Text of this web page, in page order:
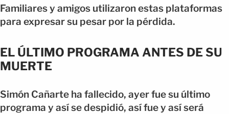
Familiares y amigos utilizaron estas plataformas
para expresar su pesar por la pérdida.
EL ÚLTIMO PROGRAMA ANTES DE SU
MUERTE
Simón Cañarte ha fallecido, ayer fue su último
programa y así se despidió, así fue y así será